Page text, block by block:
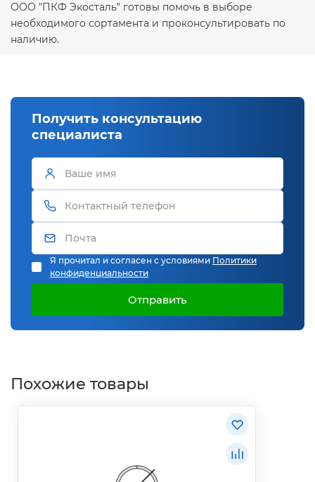
ООО "ПКФ Экосталь" готовы помочь в выборе
необходимого сортамента и проконсультировать по
наличию.
Получить консультацию
специалиста
Я прочитал и согласен с условиями Политики
конфиденциальности
Отправить
Похожие товары